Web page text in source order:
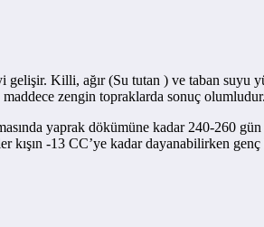
Killi, ağır (Su tutan ) ve taban
maddece zengin topraklarda sonuç olumludur.
yaprak dökümüne kadar 240-260
-13 CC’ye kadar dayanabilirken